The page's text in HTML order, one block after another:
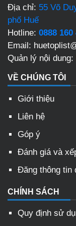
Địa chỉ: 55 Võ
phố Huế
Hotline: 0888 160
Email:
Quản lý nội dung:
VỀ CHÚNG TÔI
Giới thiệu
Liên hệ
Góp ý
Đánh giá và
Đăng thông tin
CHÍNH SÁCH
Quy định sử